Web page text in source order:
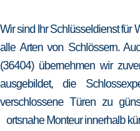
Wir sind Ihr Schlüsseldienst für
alle Arten von Schlössern.
(36404) übernehmen wir
ausgebildet, die
verschlossene Türen zu
ortsnahe Monteur innerhalb